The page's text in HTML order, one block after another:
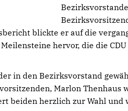
blickte er auf die
hervor, die die
in den Bezirksvorstand
Marlon Thenhaus
beiden herzlich zur Wahl